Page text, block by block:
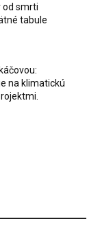
od smrti
tabule
na klimatickú